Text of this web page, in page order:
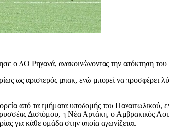
ο ΑΟ Ρηγανά, ανακοινώνοντας την απόκτηση
ως αριστερός μπακ, ενώ μπορεί να προσφέρει
από τα τμήματα υποδομής του Παναιτωλικού,
Διστόμου, η Νέα Αρτάκη, ο Αμβρακικός
για κάθε ομάδα στην οποία αγωνίζεται.